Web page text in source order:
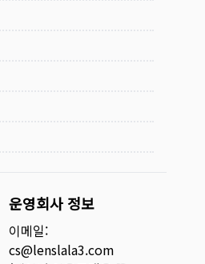
운영회사 정보
이메일:
cs@lenslala3.com